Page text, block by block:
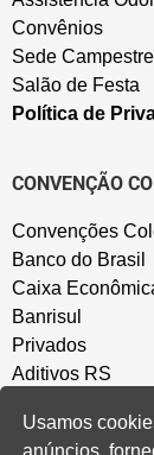
Convênios
Sede Campestre
Salão de Festa
Política de
CONVENÇÃO
Convenções
Banco do Brasil
Caixa
Banrisul
Privados
Aditivos RS
Usamos
anúncios,